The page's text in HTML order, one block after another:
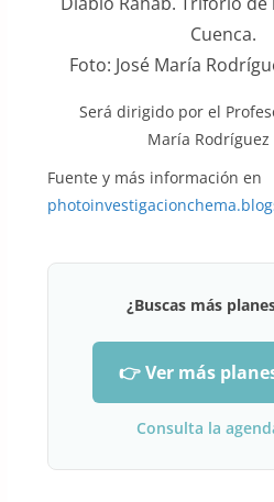
Cuenca.
Foto: José María
Será dirigido por el
María Rodríguez
Fuente y más información en
¿Buscas más
👉 Ver más
Consulta la